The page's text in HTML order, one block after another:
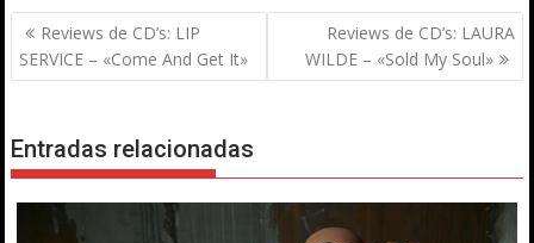
Navegación
de
entradas
Reviews de CD’s: LIP
SERVICE – «Come And Get It»
Reviews de CD’s: LAURA
WILDE – «Sold My Soul»
Entradas relacionadas